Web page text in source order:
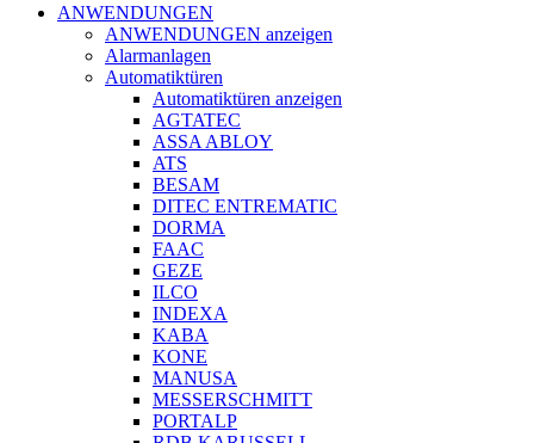
ANWENDUNGEN
ANWENDUNGEN anzeigen
Alarmanlagen
Automatiktüren
Automatiktüren anzeigen
AGTATEC
ASSA ABLOY
ATS
BESAM
DITEC ENTREMATIC
DORMA
FAAC
GEZE
ILCO
INDEXA
KABA
KONE
MANUSA
MESSERSCHMITT
PORTALP